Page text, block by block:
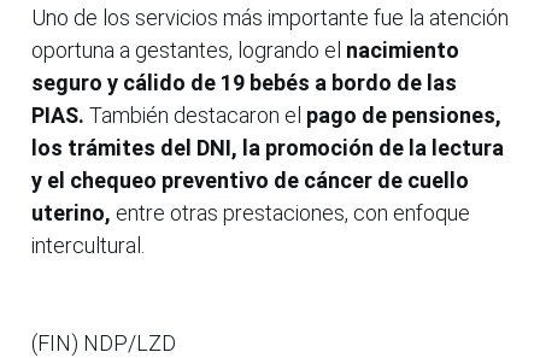
Uno de los servicios más importante fue la atención
oportuna a gestantes, logrando el nacimiento
seguro y cálido de 19 bebés a bordo de las
PIAS. También destacaron el pago de pensiones,
los trámites del DNI, la promoción de la lectura
y el chequeo preventivo de cáncer de cuello
uterino, entre otras prestaciones, con enfoque
intercultural.
(FIN) NDP/LZD